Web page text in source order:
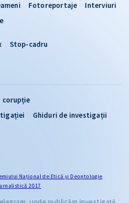
corupție
Ghiduri de investigații
Fotoreportaje
Interviuri
Stop-cadru
Naţional de Etică și Deontologie
2017